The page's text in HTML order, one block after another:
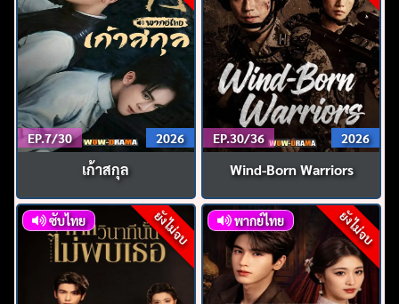
ค้นหา
สำหรับ:
EP.7/30 2026
เก้าสกุล
EP.30/36 2026
Wind-Born Warriors
ยังไม่จบ
ซับไทย ยังไม่จบ
พากย์ไทย